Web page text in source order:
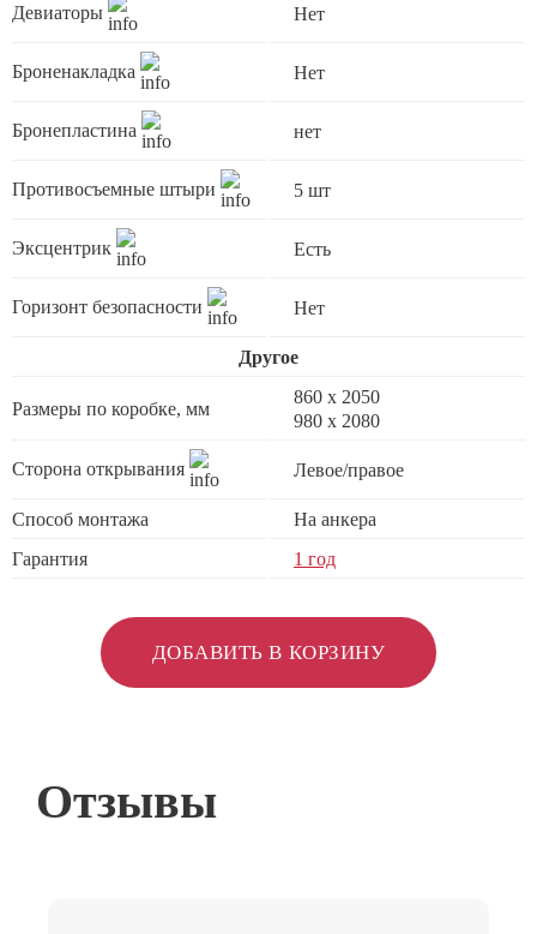
Девиаторы Нет
Броненакладка Нет
Бронепластина нет
Противосъемные штыри 5 шт
Эксцентрик Есть
Горизонт безопасности Нет
Другое
Размеры по коробке, мм
860 х 2050
980 x 2080
Сторона открывания Левое/правое
Способ монтажа
На анкера
Гарантия
1 год
ДОБАВИТЬ В КОРЗИНУ
Отзывы